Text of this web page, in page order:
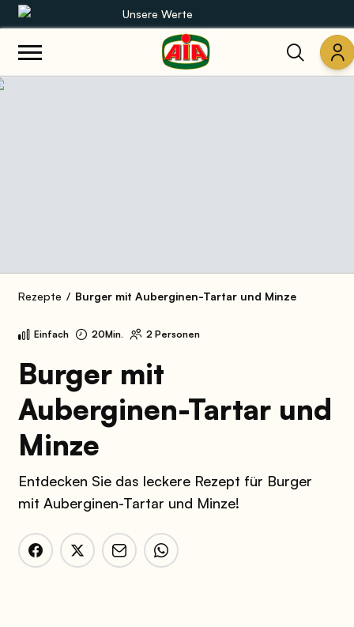
Unsere Werte
Unsere Sortimente
Rezepte Burger mit Auberginen-Tartar und Minze
Einfach 20Min. 2 Personen
Burger mit
Auberginen-Tartar und
Minze
Entdecken Sie das leckere Rezept für Burger
mit Auberginen-Tartar und Minze!